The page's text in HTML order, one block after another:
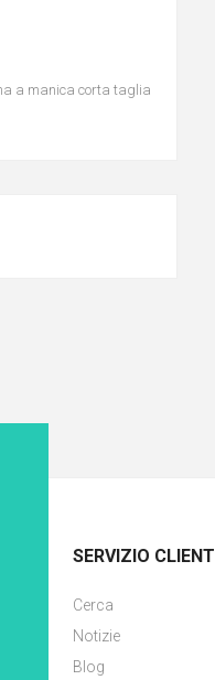
a manica corta taglia
SERVIZIO CLIENTI
Cerca
Notizie
Blog